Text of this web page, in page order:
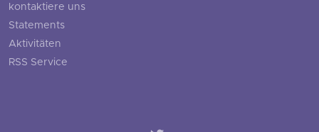
kontaktiere uns
Statements
Aktivitäten
RSS Service